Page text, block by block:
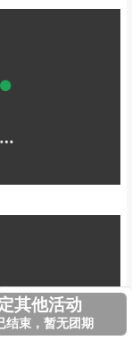
尽量避免）
海，山谷内，溪
明镜般的大小荷
，高山鱼类在白
其他活动
结束，暂无团期